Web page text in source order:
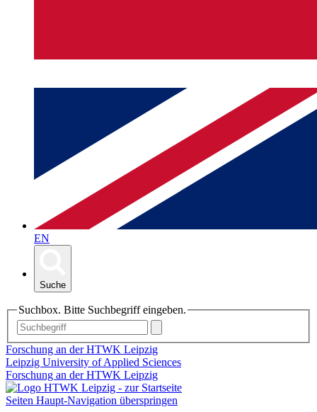
EN
Suche
Suchbox. Bitte Suchbegriff eingeben.
Forschung an der HTWK Leipzig
Leipzig University of Applied Sciences
Forschung an der HTWK Leipzig
Seiten Haupt-Navigation überspringen